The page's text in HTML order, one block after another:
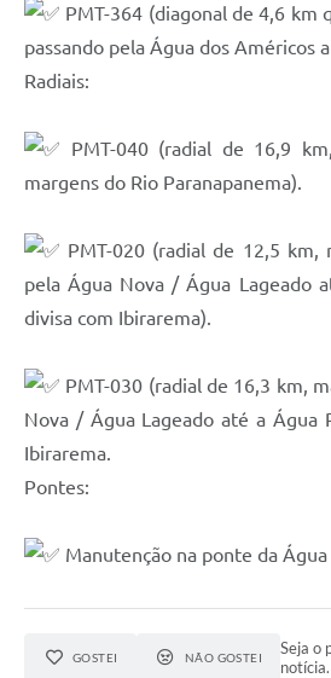
PMT-364 (diagonal de 4,6 km
passando pela Água dos Américos
Radiais:
PMT-040 (radial de 16,9
margens do Rio Paranapanema).
PMT-020 (radial de 12,5 km,
pela Água Nova / Água Lageado
divisa com Ibirarema).
PMT-030 (radial de 16,3 km,
Nova / Água Lageado até a Água
Ibirarema.
Pontes:
Manutenção na ponte da Água
GOSTEI NÃO GOSTEI
Seja o
notícia.